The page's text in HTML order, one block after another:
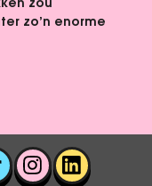
zou
zo’n enorme